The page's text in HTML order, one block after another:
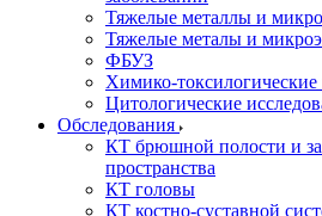
Тяжелые металлы и
Тяжелые металы и
ФБУЗ
Химико-токсилогические
Цитологические
Обследования
КТ брюшной полости и
пространства
КТ головы
КТ костно-суставной